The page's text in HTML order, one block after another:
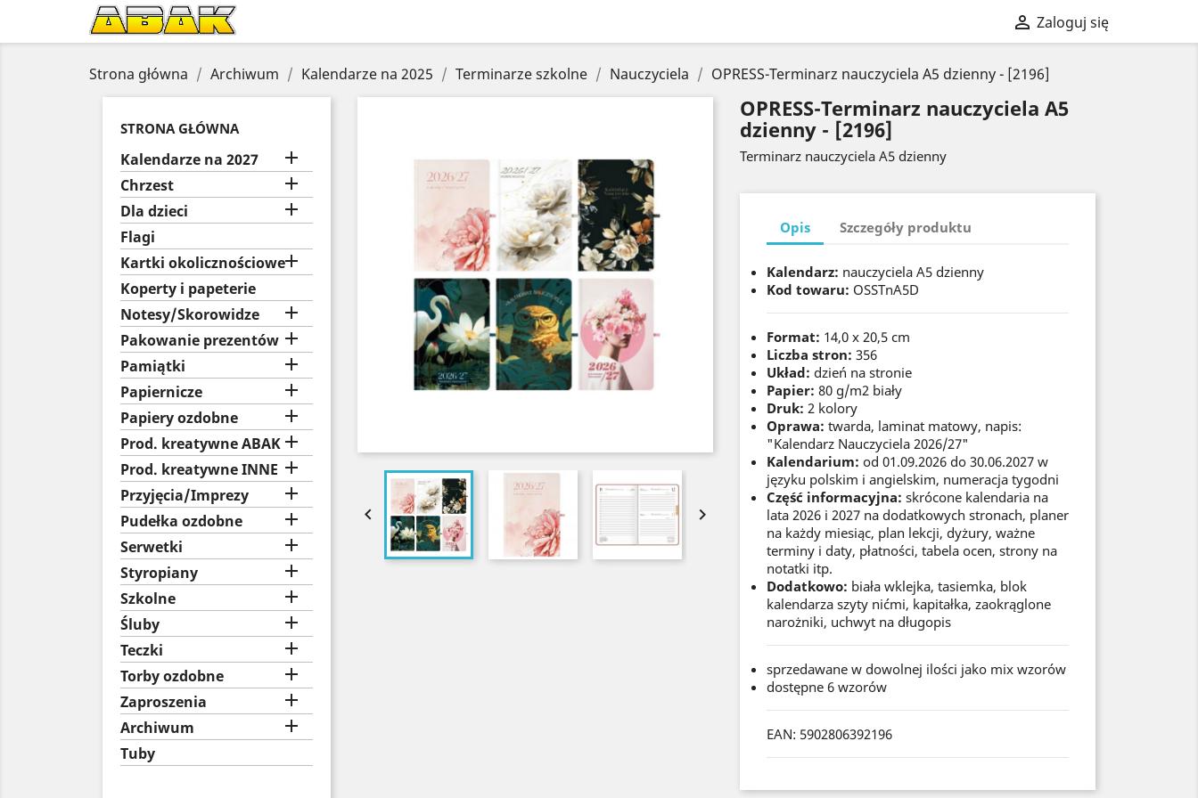
 Zaloguj się
Strona główna Archiwum Kalendarze na 2025 Terminarze szkolne Nauczyciela OPRESS-Terminarz nauczyciela A5 dzienny - [2196]
STRONA GŁÓWNA
Kalendarze na 2027 
Chrzest 
Dla dzieci 
Flagi
Kartki okolicznościowe
Koperty i papeterie
Notesy/Skorowidze

Pakowanie prezentów 
Pamiątki 
Papiernicze 
Papiery ozdobne 
Prod. kreatywne ABAK
Prod. kreatywne INNE 
Przyjęcia/Imprezy 
Pudełka ozdobne 
Serwetki 
Styropiany 
Szkolne 
Śluby 
Teczki 
Torby ozdobne 
Zaproszenia 
Archiwum 
Tuby
 
OPRESS-Terminarz nauczyciela A5
dzienny - [2196]
Terminarz nauczyciela A5 dzienny
Opis Szczegóły produktu
Kalendarz: nauczyciela A5 dzienny
Kod towaru: OSSTnA5D
Format: 14,0 x 20,5 cm
Liczba stron: 356
Układ: dzień na stronie
Papier: 80 g/m2 biały
Druk: 2 kolory
Oprawa: twarda, laminat matowy, napis:
"Kalendarz Nauczyciela 2026/27"
Kalendarium: od 01.09.2026 do 30.06.2027 w
języku polskim i angielskim, numeracja tygodni
Część informacyjna: skrócone kalendaria na
lata 2026 i 2027 na dodatkowych stronach, planer
na każdy miesiąc, plan lekcji, dyżury, ważne
terminy i daty, płatności, tabela ocen, strony na
notatki itp.
Dodatkowo: biała wklejka, tasiemka, blok
kalendarza szyty nićmi, kapitałka, zaokrąglone
narożniki, uchwyt na długopis
sprzedawane w dowolnej ilości jako mix wzorów
dostępne 6 wzorów
EAN: 5902806392196